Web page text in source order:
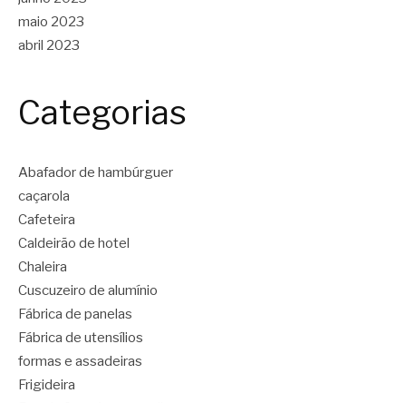
maio 2023
abril 2023
Categorias
Abafador de hambúrguer
caçarola
Cafeteira
Caldeirão de hotel
Chaleira
Cuscuzeiro de alumínio
Fábrica de panelas
Fábrica de utensílios
formas e assadeiras
Frigideira